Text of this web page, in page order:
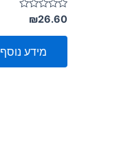
דורג
0
מתוך
₪26.60
מידע נוסף